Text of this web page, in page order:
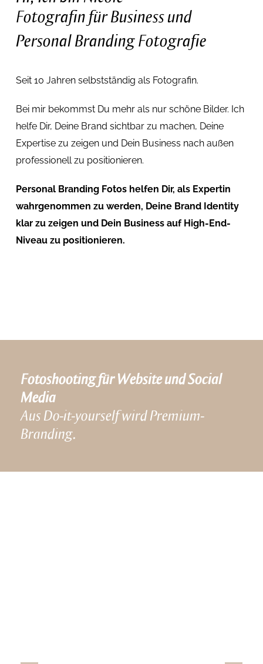
Fotografin für Business und
Personal Branding Fotografie
Seit 10 Jahren selbstständig als Fotografin.
Bei mir bekommst Du mehr als nur schöne Bilder. Ich
helfe Dir, Deine Brand sichtbar zu machen, Deine
Expertise zu zeigen und Dein Business nach außen
professionell zu positionieren.
Personal Branding Fotos helfen Dir, als Expertin
wahrgenommen zu werden, Deine Brand Identity
klar zu zeigen und Dein Business auf High-End-
Niveau zu positionieren.
Fotoshooting für Website und Social
Media
Aus Do-it-yourself wird Premium-
Branding.